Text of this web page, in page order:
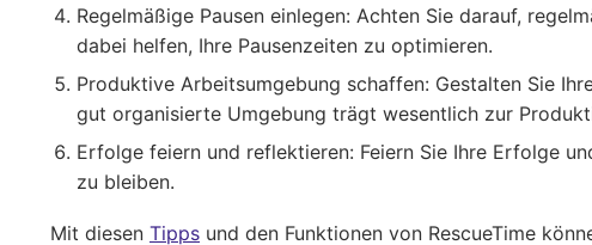
Regelmäßige Pausen einlegen: Achten Sie darauf,
dabei helfen, Ihre Pausenzeiten zu optimieren.
Produktive Arbeitsumgebung schaffen: Gestalten Sie
gut organisierte Umgebung trägt wesentlich zur
Erfolge feiern und reflektieren: Feiern Sie Ihre Erfolge
zu bleiben.
Mit diesen Tipps und den Funktionen von RescueTime